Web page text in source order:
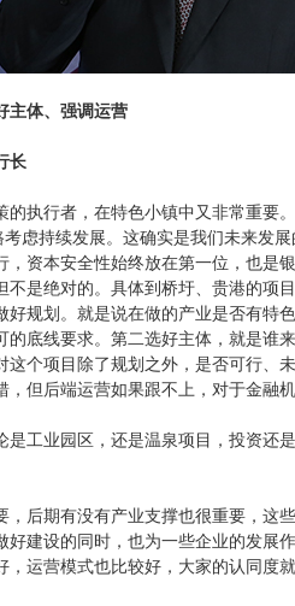
主体、强调运营
长
行者，在特色小镇中又非常重要。
虑持续发展。这确实是我们未来发
，资本安全性始终放在第一位，也是
不是绝对的。具体到桥圩、贵港的项
规划。就是说在做的产业是否有特
的底线要求。第二选好主体，就是谁
个项目除了规划之外，是否可行、
但后端运营如果跟不上，对于金融
业园区，还是温泉项目，投资还
期有没有产业支撑也很重要，这些
建设的同时，也为一些企业的发展
运营模式也比较好，大家的认同度就